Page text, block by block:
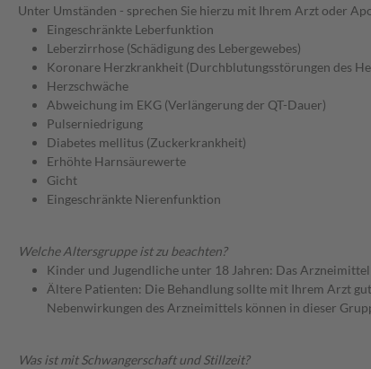
Unter Umständen - sprechen Sie hierzu mit Ihrem Arzt oder
Eingeschränkte Leberfunktion
Leberzirrhose (Schädigung des Lebergewebes)
Koronare Herzkrankheit (Durchblutungsstörungen des
Herzschwäche
Abweichung im EKG (Verlängerung der QT-Dauer)
Pulserniedrigung
Diabetes mellitus (Zuckerkrankheit)
Erhöhte Harnsäurewerte
Gicht
Eingeschränkte Nierenfunktion
Welche Altersgruppe ist zu beachten?
Kinder und Jugendliche unter 18 Jahren: Das
Ältere Patienten: Die Behandlung sollte mit Ihrem Arzt
Nebenwirkungen des Arzneimittels können in dieser
Was ist mit Schwangerschaft und Stillzeit?